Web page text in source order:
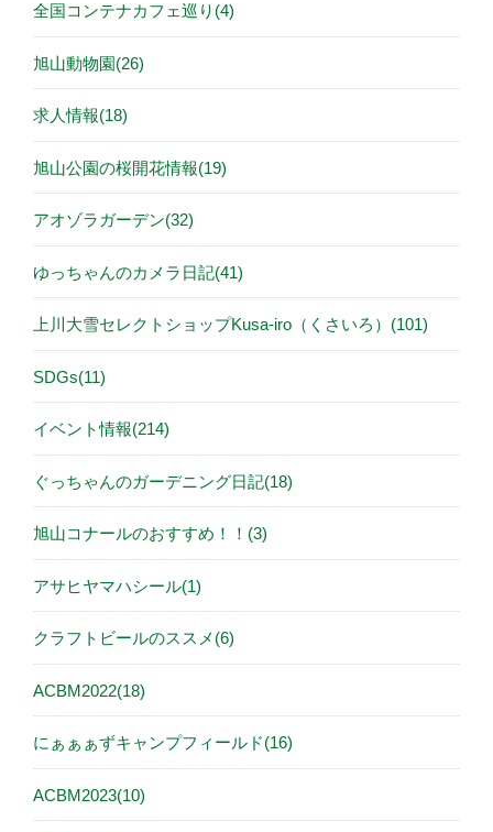
全国コンテナカフェ巡り(4)
旭山動物園(26)
求人情報(18)
旭山公園の桜開花情報(19)
アオゾラガーデン(32)
ゆっちゃんのカメラ日記(41)
上川大雪セレクトショップKusa-iro（くさいろ）(101)
SDGs(11)
イベント情報(214)
ぐっちゃんのガーデニング日記(18)
旭山コナールのおすすめ！！(3)
アサヒヤマハシール(1)
クラフトビールのススメ(6)
ACBM2022(18)
にぁぁぁずキャンプフィールド(16)
ACBM2023(10)